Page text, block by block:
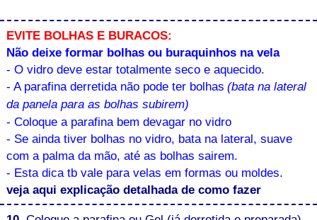
EVITE BOLHAS E BURACOS:
Não deixe formar bolhas ou buraquinhos na vela
- O vidro deve estar totalmente seco e aquecido.
- A parafina derretida não pode ter bolhas (bata na lateral
da panela para as bolhas subirem)
- Coloque a parafina bem devagar no vidro
- Se ainda tiver bolhas no vidro, bata na lateral, suave
com a palma da mão, até as bolhas sairem.
- Esta dica tb vale para velas em formas ou moldes.
veja aqui explicação detalhada de como fazer